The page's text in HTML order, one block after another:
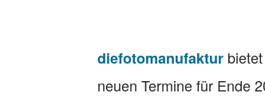
diefotomanufaktur
neuen Termine für Ende